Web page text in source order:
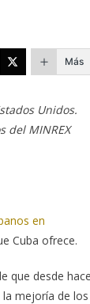
Más
Unidos.
del MINREX
en
Cuba ofrece.
que desde
mejoría de los